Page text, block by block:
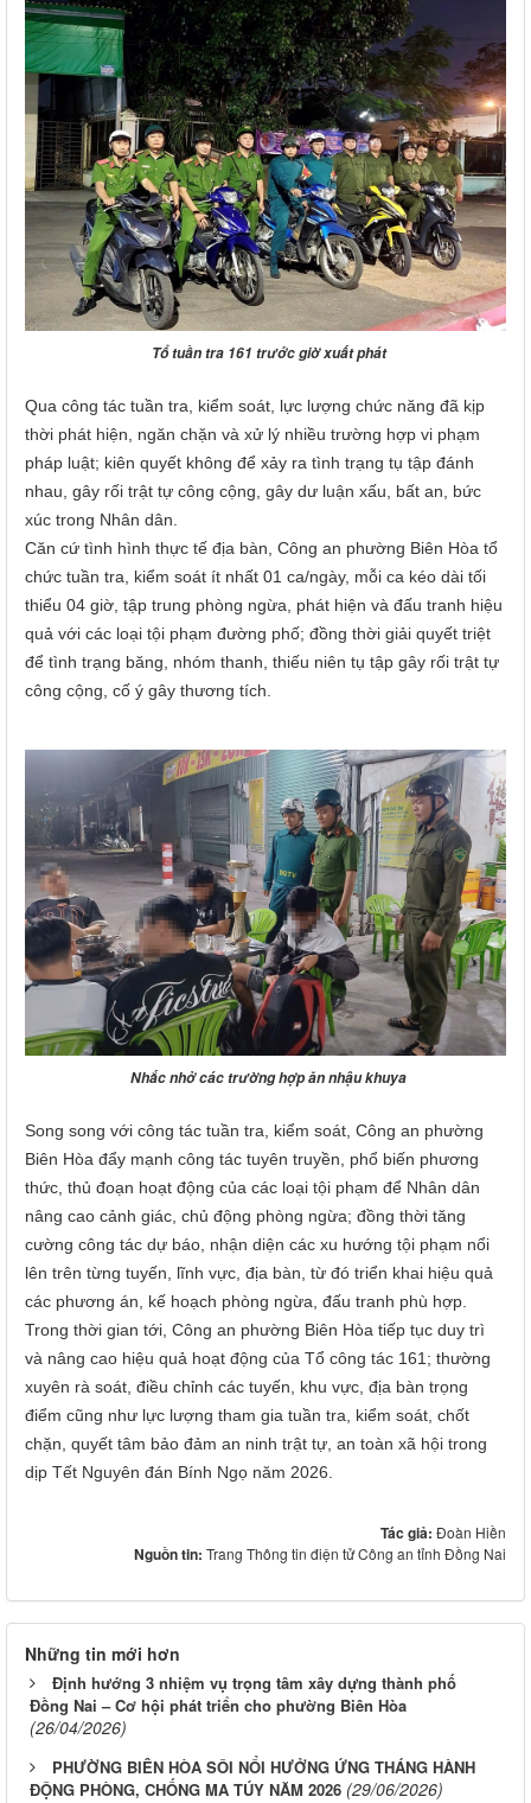
Tổ tuần tra 161 trước giờ xuất phát
Qua công tác tuần tra, kiểm soát, lực lượng chức năng đã kịp
thời phát hiện, ngăn chặn và xử lý nhiều trường hợp vi phạm
pháp luật; kiên quyết không để xảy ra tình trạng tụ tập đánh
nhau, gây rối trật tự công cộng, gây dư luận xấu, bất an, bức
xúc trong Nhân dân.
Căn cứ tình hình thực tế địa bàn, Công an phường Biên Hòa tổ
chức tuần tra, kiểm soát ít nhất 01 ca/ngày, mỗi ca kéo dài tối
thiểu 04 giờ, tập trung phòng ngừa, phát hiện và đấu tranh hiệu
quả với các loại tội phạm đường phố; đồng thời giải quyết triệt
để tình trạng băng, nhóm thanh, thiếu niên tụ tập gây rối trật tự
công cộng, cố ý gây thương tích.
Nhắc nhở các trường hợp ăn nhậu khuya
Song song với công tác tuần tra, kiểm soát, Công an phường
Biên Hòa đẩy mạnh công tác tuyên truyền, phổ biến phương
thức, thủ đoạn hoạt động của các loại tội phạm để Nhân dân
nâng cao cảnh giác, chủ động phòng ngừa; đồng thời tăng
cường công tác dự báo, nhận diện các xu hướng tội phạm nổi
lên trên từng tuyến, lĩnh vực, địa bàn, từ đó triển khai hiệu quả
các phương án, kế hoạch phòng ngừa, đấu tranh phù hợp.
Trong thời gian tới, Công an phường Biên Hòa tiếp tục duy trì
và nâng cao hiệu quả hoạt động của Tổ công tác 161; thường
xuyên rà soát, điều chỉnh các tuyến, khu vực, địa bàn trọng
điểm cũng như lực lượng tham gia tuần tra, kiểm soát, chốt
chặn, quyết tâm bảo đảm an ninh trật tự, an toàn xã hội trong
dịp Tết Nguyên đán Bính Ngọ năm 2026.
Tác giả: Đoàn Hiền
Nguồn tin: Trang Thông tin điện tử Công an tỉnh Đồng Nai
Những tin mới hơn
Định hướng 3 nhiệm vụ trọng tâm xây dựng thành phố
Đồng Nai – Cơ hội phát triển cho phường Biên Hòa
(26/04/2026)
PHƯỜNG BIÊN HÒA SÔI NỔI HƯỞNG ỨNG THÁNG HÀNH
ĐỘNG PHÒNG, CHỐNG MA TÚY NĂM 2026 (29/06/2026)